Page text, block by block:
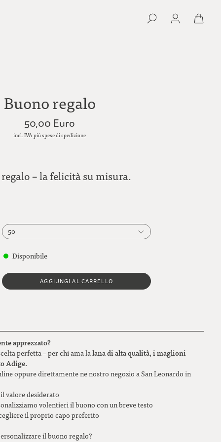
Buono regalo
50,00 Euro
incl. IVA più spese di spedizione
– la felicità su misura.
50
150
250
300
350
400
450
Disponibile
AGGIUNGI AL CARRELLO
apprezzato?
perfetta – per chi ama lalana di alta qualità, i maglioni
Adige.
oppure direttamente ne nostro negozio a San Leonardo in
valore desiderato
volentieri il buono con un breve testo
il proprio capo preferito
il buono regalo?